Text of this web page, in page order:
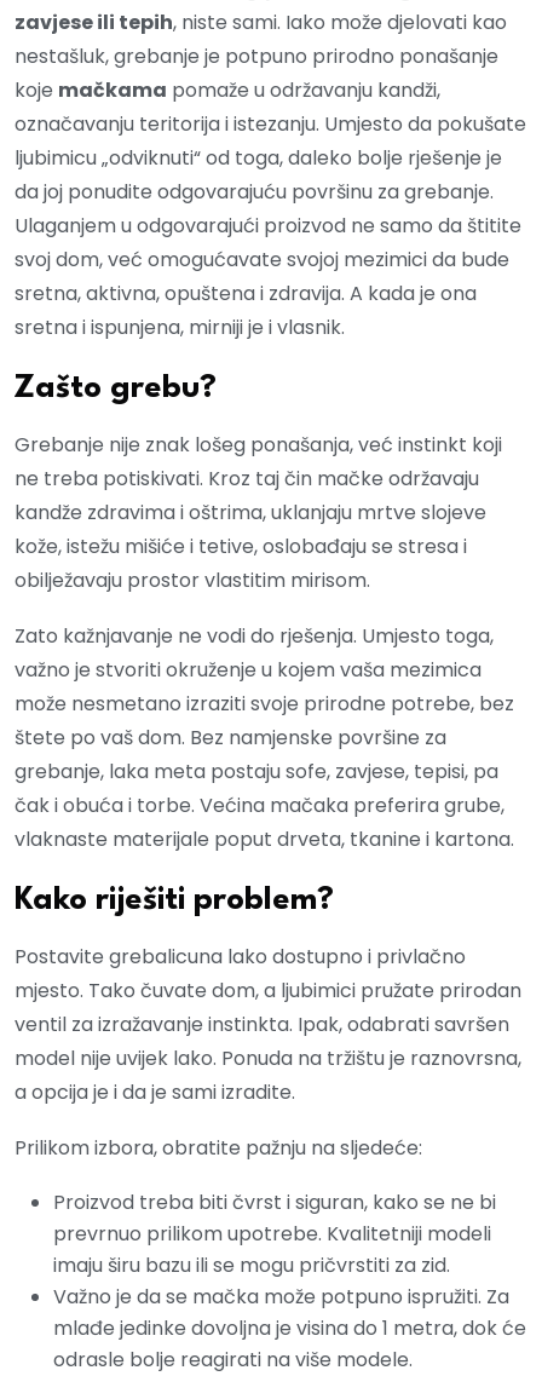
zavjese ili tepih, niste sami. Iako može djelovati kao
nestašluk, grebanje je potpuno prirodno ponašanje
koje mačkama pomaže u održavanju kandži,
označavanju teritorija i istezanju. Umjesto da pokušate
ljubimicu „odviknuti“ od toga, daleko bolje rješenje je
da joj ponudite odgovarajuću površinu za grebanje.
Ulaganjem u odgovarajući proizvod ne samo da štitite
svoj dom, već omogućavate svojoj mezimici da bude
sretna, aktivna, opuštena i zdravija. A kada je ona
sretna i ispunjena, mirniji je i vlasnik.
Zašto grebu?
Grebanje nije znak lošeg ponašanja, već instinkt koji
ne treba potiskivati. Kroz taj čin mačke održavaju
kandže zdravima i oštrima, uklanjaju mrtve slojeve
kože, istežu mišiće i tetive, oslobađaju se stresa i
obilježavaju prostor vlastitim mirisom.
Zato kažnjavanje ne vodi do rješenja. Umjesto toga,
važno je stvoriti okruženje u kojem vaša mezimica
može nesmetano izraziti svoje prirodne potrebe, bez
štete po vaš dom. Bez namjenske površine za
grebanje, laka meta postaju sofe, zavjese, tepisi, pa
čak i obuća i torbe. Većina mačaka preferira grube,
vlaknaste materijale poput drveta, tkanine i kartona.
Kako riješiti problem?
Postavite grebalicuna lako dostupno i privlačno
mjesto. Tako čuvate dom, a ljubimici pružate prirodan
ventil za izražavanje instinkta. Ipak, odabrati savršen
model nije uvijek lako. Ponuda na tržištu je raznovrsna,
a opcija je i da je sami izradite.
Prilikom izbora, obratite pažnju na sljedeće:
Proizvod treba biti čvrst i siguran, kako se ne bi
prevrnuo prilikom upotrebe. Kvalitetniji modeli
imaju širu bazu ili se mogu pričvrstiti za zid.
Važno je da se mačka može potpuno ispružiti. Za
mlađe jedinke dovoljna je visina do 1 metra, dok će
odrasle bolje reagirati na više modele.